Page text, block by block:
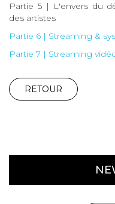
Partie 5 | L'envers du
des artistes
Partie 6 | Streaming &
Partie 7 | Streaming
RETOUR